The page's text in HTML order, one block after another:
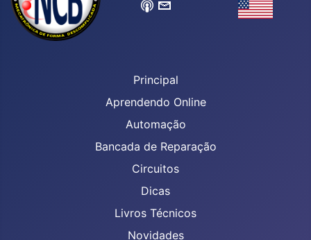
Principal
Aprendendo Online
Automação
Bancada de Reparação
Circuitos
Dicas
Livros Técnicos
Novidades